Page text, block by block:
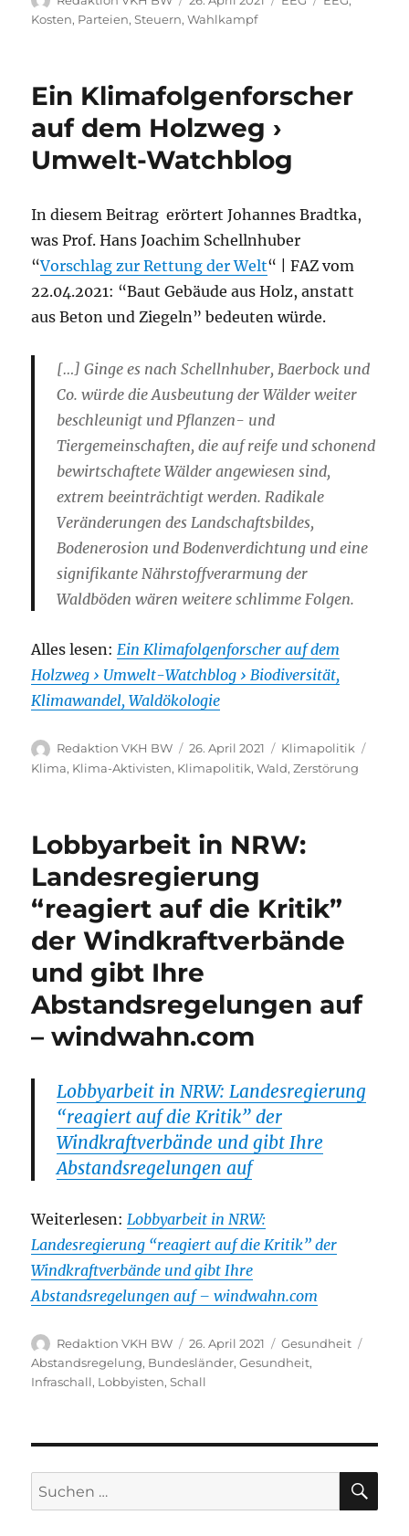
am
Kosten, Parteien,Steuern,Wahlkampf
Ein Klimafolgenforscher
auf dem Holzweg ›
Umwelt-Watchblog
In diesem Beitrag erörtert Johannes Bradtka,
was Prof. Hans Joachim Schellnhuber
“Vorschlag zur Rettung der Welt“ | FAZ vom
22.04.2021: “Baut Gebäude aus Holz, anstatt
aus Beton und Ziegeln” bedeuten würde.
[…] Ginge es nach Schellnhuber, Baerbock und
Co. würde die Ausbeutung der Wälder weiter
beschleunigt und Pflanzen- und
Tiergemeinschaften, die auf reife und schonend
bewirtschaftete Wälder angewiesen sind,
extrem beeinträchtigt werden. Radikale
Veränderungen des Landschaftsbildes,
Bodenerosion und Bodenverdichtung und eine
signifikante Nährstoffverarmung der
Waldböden wären weitere schlimme Folgen.
Alles lesen:Ein Klimafolgenforscher auf dem
Holzweg › Umwelt-Watchblog › Biodiversität,
Klimawandel, Waldökologie
Autor
Redaktion VKH BW
Veröffentlicht
am
26. April 2021 Kategorien
Klimapolitik
Klima, Klima-Aktivisten, Klimapolitik,Wald,Zerstörung
Lobbyarbeit in NRW:
Landesregierung
“reagiert auf die Kritik”
der Windkraftverbände
und gibt Ihre
Abstandsregelungen auf
– windwahn.com
Lobbyarbeit in NRW: Landesregierung
“reagiert auf die Kritik” der
Windkraftverbände und gibt Ihre
Abstandsregelungen auf
Weiterlesen: Lobbyarbeit in NRW:
Landesregierung “reagiert auf die Kritik” der
Windkraftverbände und gibt Ihre
Abstandsregelungen auf – windwahn.com
Autor
Redaktion VKH BW
Veröffentlicht
am
26. April 2021 Kategorien
Gesundheit
Abstandsregelung, Bundesländer,Gesundheit,
Infraschall, Lobbyisten,Schall
Suche
nach: